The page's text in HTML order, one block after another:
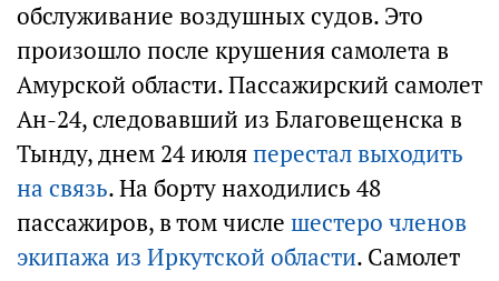
обслуживание воздушных судов. Это
произошло после крушения самолета в
Амурской области. Пассажирский самолет
Ан-24, следовавший из Благовещенска в
Тынду, днем 24 июляперестал выходить
на связь. На борту находились 48
пассажиров, в том числе шестеро членов
экипажа из Иркутской области. Самолет